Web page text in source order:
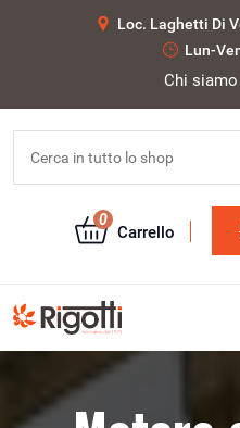
Loc. Laghetti Di
Lun-
Chi siamo
0
Carrello